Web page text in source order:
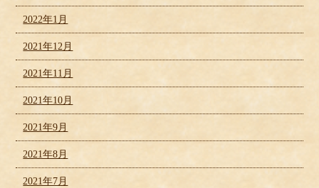
2022年1月
2021年12月
2021年11月
2021年10月
2021年9月
2021年8月
2021年7月